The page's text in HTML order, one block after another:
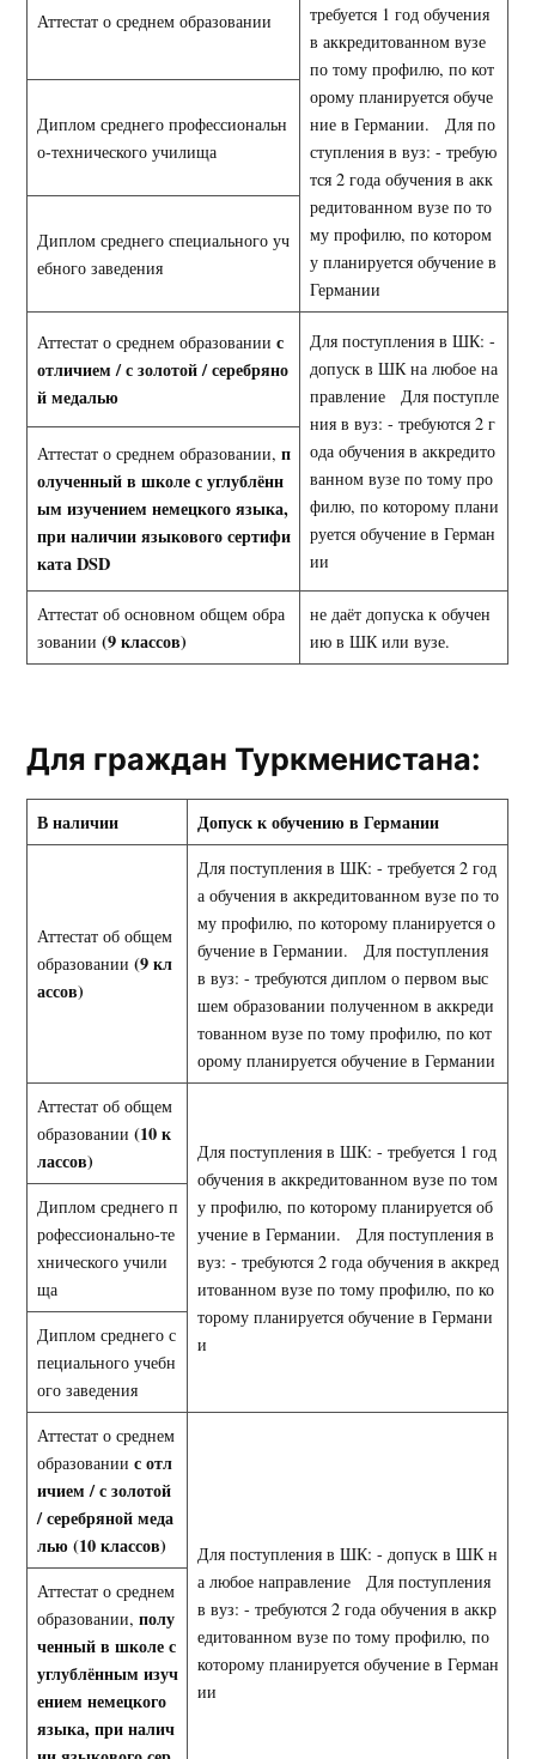
Аттестат о среднем образовании
требуется 1 год обучения
в аккредитованном вузе
по тому профилю, по кот
орому планируется обуче
ние в Германии. Для по
ступления в вуз: - требую
тся 2 года обучения в акк
редитованном вузе по то
му профилю, по котором
у планируется обучение в
Германии
Диплом среднего профессиональн
о-технического училища
Диплом среднего специального уч
ебного заведения
Аттестат о среднем образовании с
отличием / с золотой / серебряно
й медалью
Для поступления в ШК: -
допуск в ШК на любое на
правление Для поступле
ния в вуз: - требуются 2 г
ода обучения в аккредито
ванном вузе по тому про
филю, по которому плани
руется обучение в Герман
ии
Аттестат о среднем образовании, п
олученный в школе с углублённ
ым изучением немецкого языка,
при наличии языкового сертифи
катаDSD
Аттестат об основном общем обра
зовании (9 классов)
не даёт допуска к обучен
ию в ШК или вузе.
Для граждан Туркменистана:
В наличии Допуск к обучению в Германии
Аттестат об общем
образовании (9 кл
ассов)
Для поступления в ШК: - требуется 2 год
а обучения в аккредитованном вузе по то
му профилю, по которому планируется о
бучение в Германии. Для поступления
в вуз: - требуются диплом о первом выс
шем образовании полученном в аккреди
тованном вузе по тому профилю, по кот
орому планируется обучение в Германии
Аттестат об общем
образовании (10 к
лассов)
Для поступления в ШК: - требуется 1 год
обучения в аккредитованном вузе по том
у профилю, по которому планируется об
учение в Германии. Для поступления в
вуз: - требуются 2 года обучения в аккред
итованном вузе по тому профилю, по ко
торому планируется обучение в Германи
и
Диплом среднего п
рофессионально-те
хнического учили
ща
Диплом среднего с
пециального учебн
ого заведения
Аттестат о среднем
образовании с отл
ичием / с золотой
/ серебряной меда
лью(10 классов)
Для поступления в ШК: - допуск в ШК н
а любое направление Для поступления
в вуз: - требуются 2 года обучения в аккр
едитованном вузе по тому профилю, по
которому планируется обучение в Герман
ии
Аттестат о среднем
образовании, полу
ченный в школе с
углублённым изуч
ением немецкого
языка, при налич